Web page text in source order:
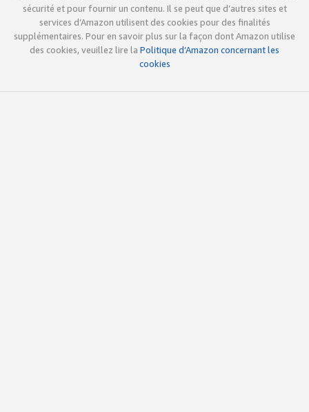
sécurité et pour fournir un contenu. Il se peut que d’autres sites et
services d’Amazon utilisent des cookies pour des finalités
supplémentaires. Pour en savoir plus sur la façon dont Amazon utilise
des cookies, veuillez lire la Politique d’Amazon concernant les
cookies